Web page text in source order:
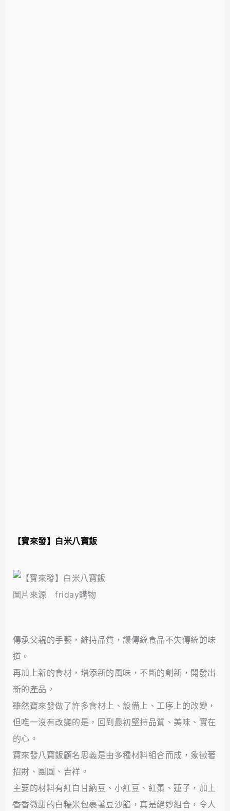
【寶來發】白米八寶飯
圖片來源 friday購物
傳承父親的手藝，維持品質，讓傳統食品不失傳統的味
道。
再加上新的食材，增添新的風味，不斷的創新，開發出
新的產品。
雖然寶來發做了許多食材上、設備上、工序上的改變，
但唯一沒有改變的是，回到最初堅持品質、美味、實在
的心。
寶來發八寶飯顧名思義是由多種材料組合而成，象徵著
招財、團圓、吉祥。
主要的材料有紅白甘納豆、小紅豆、紅棗、蓮子，加上
香香微甜的白糯米包裹著豆沙餡，真是絕妙組合，令人